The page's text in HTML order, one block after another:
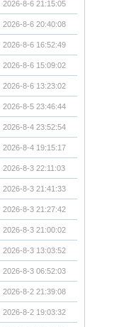
2026-8-6 21:15:05
2026-8-6 20:40:08
2026-8-6 16:52:49
2026-8-6 15:09:02
2026-8-6 13:23:02
2026-8-5 23:46:44
2026-8-4 23:52:54
2026-8-4 19:15:17
2026-8-3 22:11:03
2026-8-3 21:41:33
2026-8-3 21:27:42
2026-8-3 21:00:02
2026-8-3 13:03:52
2026-8-3 06:52:03
2026-8-2 21:39:08
2026-8-2 19:03:32